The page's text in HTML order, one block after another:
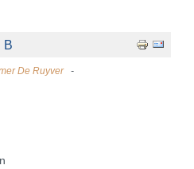
B
De Ruyver